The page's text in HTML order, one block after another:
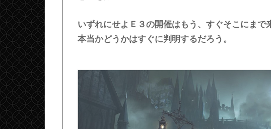
いずれにせよＥ３の開催はもう、すぐそこにま
本当かどうかはすぐに判明するだろう。